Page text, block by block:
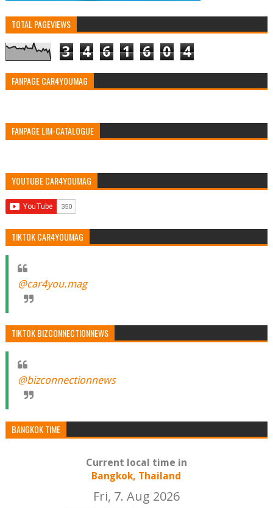
TOTAL PAGEVIEWS
3 4 6 1 6 0 4
FANPAGE CAR4YOUMAG
FANPAGE LIM-CATALOGUE
YOUTUBE CAR4YOUMAG
TIKTOK CAR4YOUMAG
@car4you.mag
TIKTOK BIZCONNECTIONNEWS
@bizconnectionnews
BANGKOK TIME
Current local time in
Bangkok, Thailand